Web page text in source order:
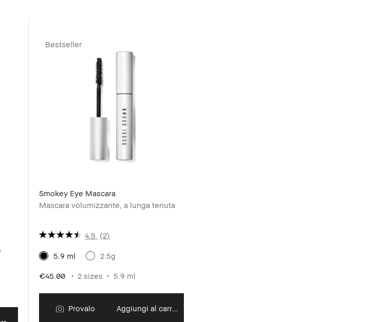
Bestseller
Smokey Eye Mascara
Mascara volumizzante, a lunga tenuta
4.5 (2)
5.9 ml 2.5g
€45.00 2 sizes 5.9 ml
Provalo